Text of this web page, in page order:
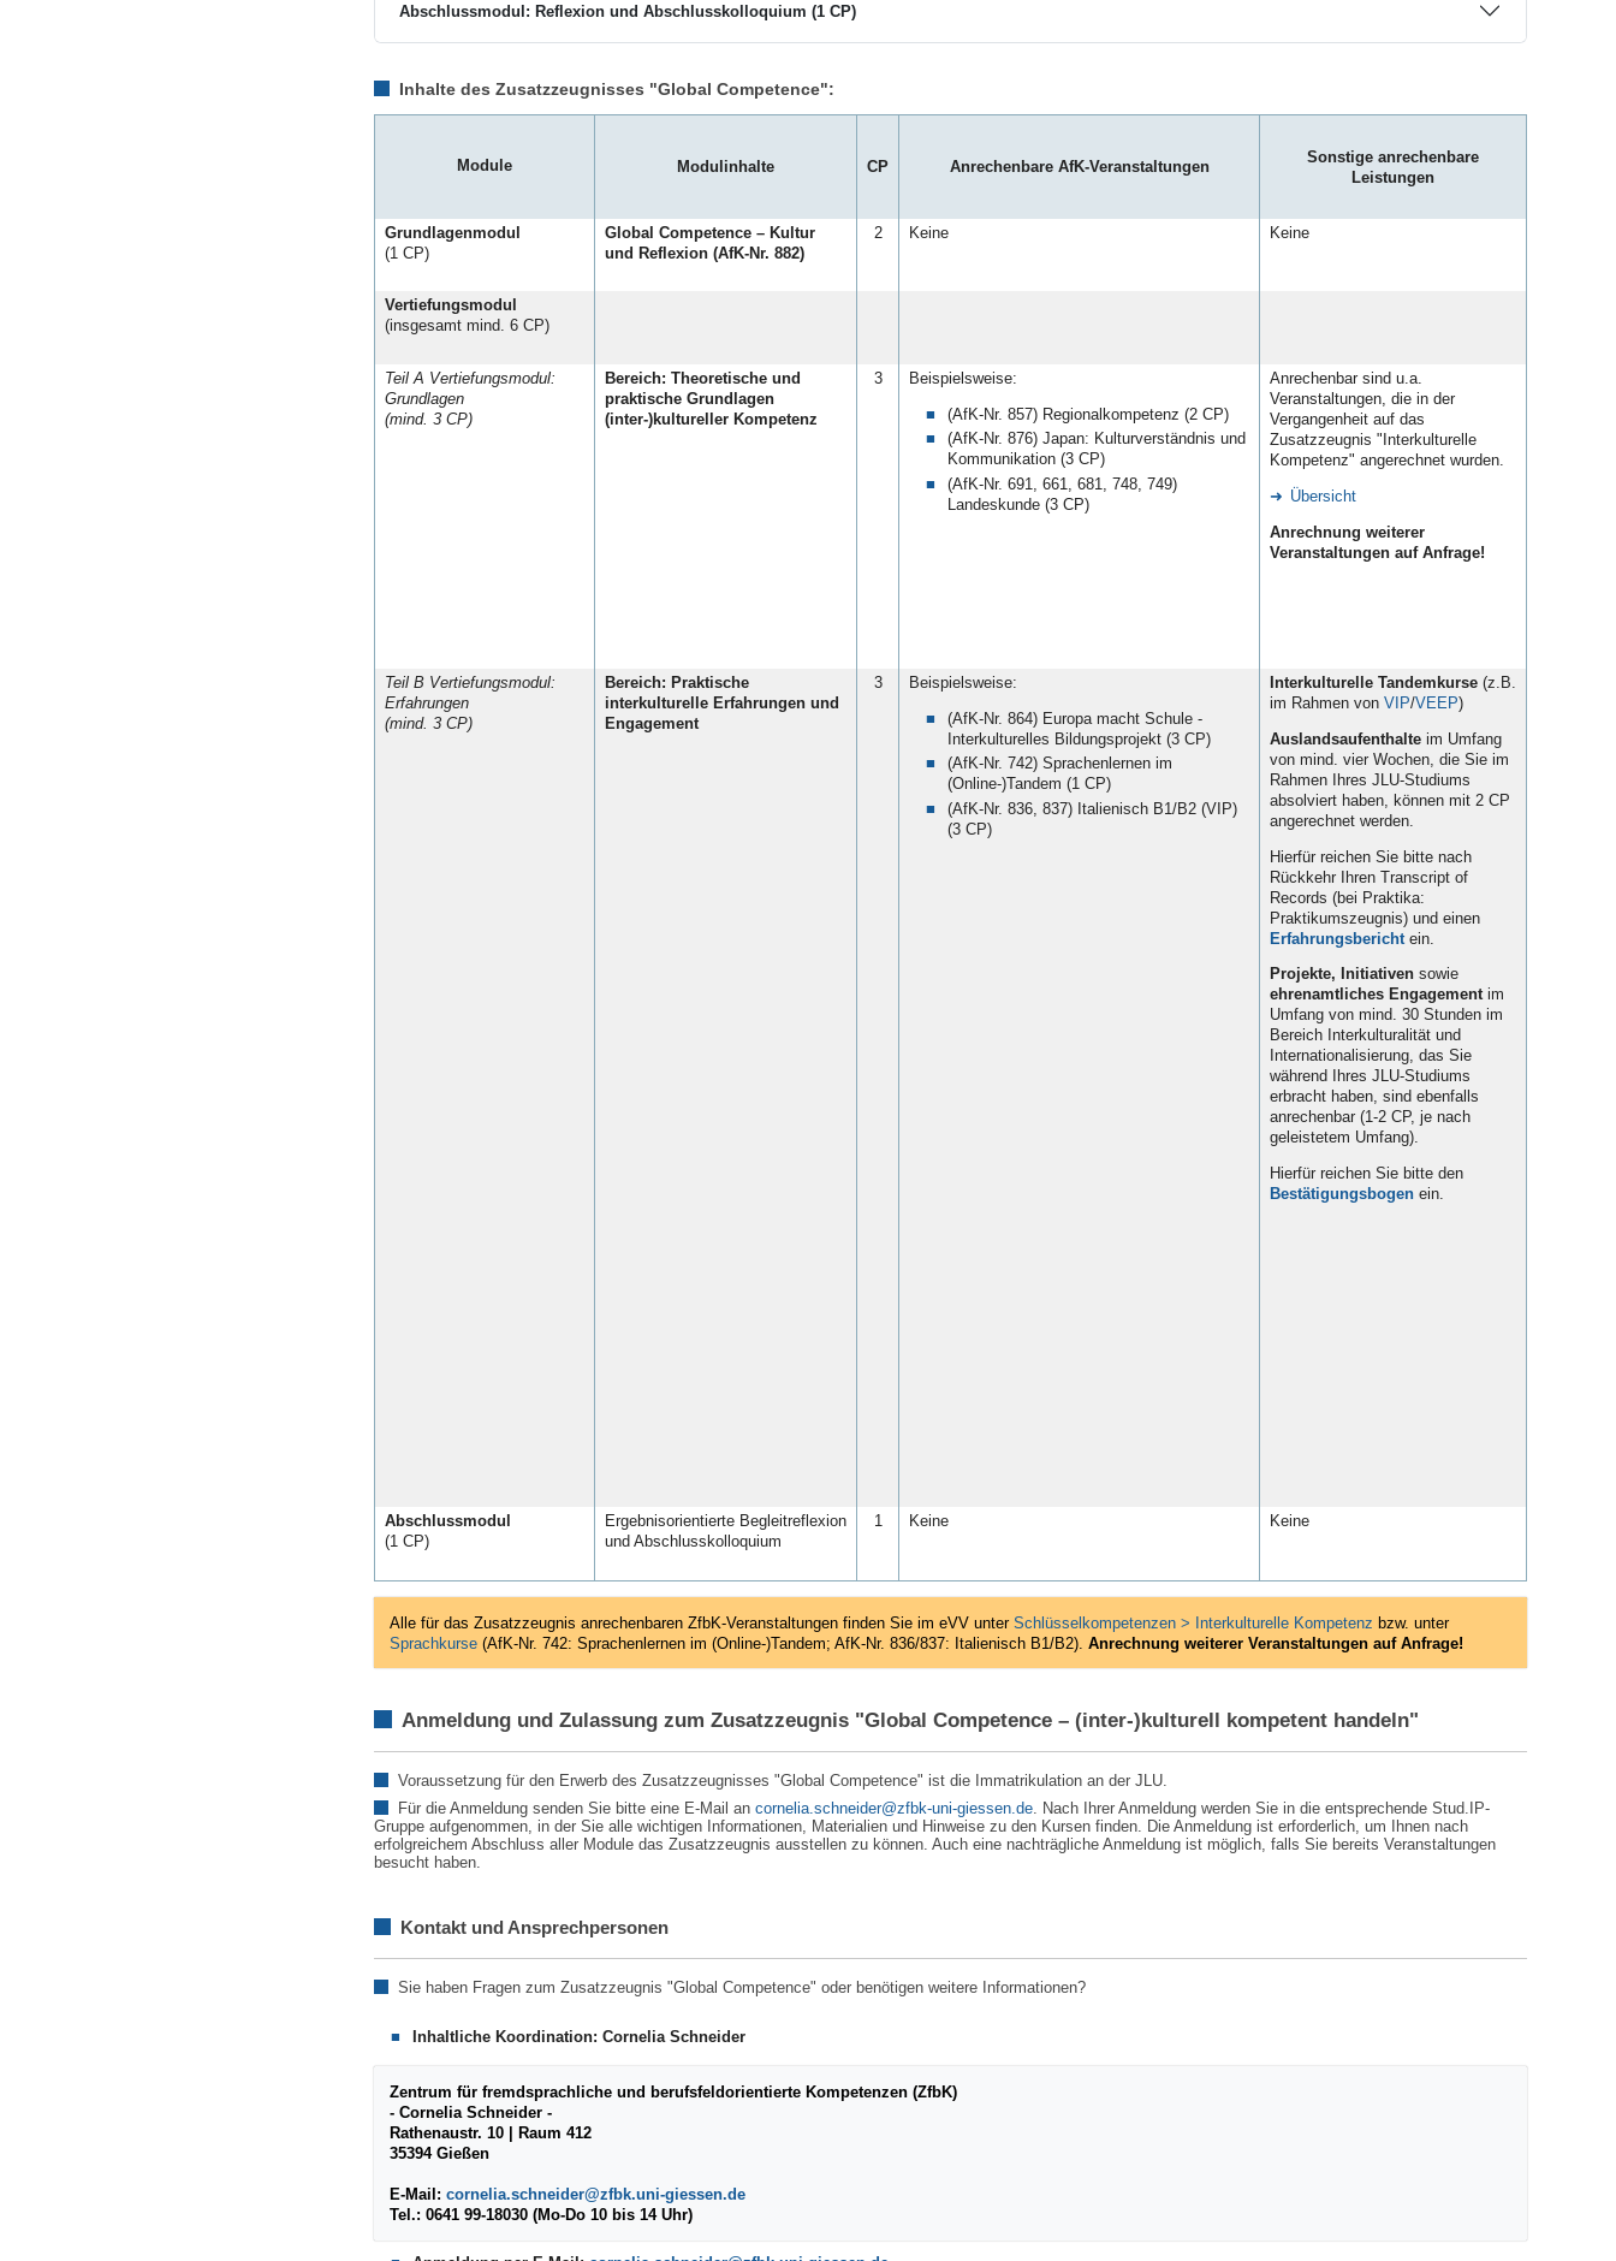
Abschlussmodul: Reflexion und Abschlusskolloquium (1 CP)
Inhalte des Zusatzzeugnisses "Global Competence":
Module Modulinhalte CP Anrechenbare AfK-Veranstaltungen
Sonstige anrechenbare
Leistungen
Grundlagenmodul
(1 CP)
Global Competence – Kultur
und Reflexion (AfK-Nr. 882)
2 Keine Keine
Vertiefungsmodul
(insgesamt mind. 6 CP)
Teil A Vertiefungsmodul:
Grundlagen
(mind. 3 CP)
Bereich: Theoretische und
praktische Grundlagen
(inter-)kultureller Kompetenz
3
Beispielsweise:
(AfK-Nr. 857) Regionalkompetenz (2 CP)
(AfK-Nr. 876) Japan: Kulturverständnis und
Kommunikation (3 CP)
(AfK-Nr. 691, 661, 681, 748, 749)
Landeskunde (3 CP)
Anrechenbar sind u.a.
Veranstaltungen, die in der
Vergangenheit auf das
Zusatzzeugnis "Interkulturelle
Kompetenz" angerechnet wurden.
Übersicht
Anrechnung weiterer
Veranstaltungen auf Anfrage!
Teil B Vertiefungsmodul:
Erfahrungen
(mind. 3 CP)
Bereich: Praktische
interkulturelle Erfahrungen und
Engagement
3
Beispielsweise:
(AfK-Nr. 864) Europa macht Schule -
Interkulturelles Bildungsprojekt (3 CP)
(AfK-Nr. 742) Sprachenlernen im
(Online-)Tandem (1 CP)
(AfK-Nr. 836, 837) Italienisch B1/B2 (VIP)
(3 CP)
Interkulturelle Tandemkurse(z.B.
im Rahmen von VIP/VEEP)
Auslandsaufenthalte im Umfang
von mind. vier Wochen, die Sie im
Rahmen Ihres JLU-Studiums
absolviert haben, können mit 2 CP
angerechnet werden.
Hierfür reichen Sie bitte nach
Rückkehr Ihren Transcript of
Records (bei Praktika:
Praktikumszeugnis) und einen
Erfahrungsberichtein.
Projekte, Initiativen sowie
ehrenamtliches Engagement im
Umfang von mind. 30 Stunden im
Bereich Interkulturalität und
Internationalisierung, das Sie
während Ihres JLU-Studiums
erbracht haben, sind ebenfalls
anrechenbar (1-2 CP, je nach
geleistetem Umfang).
Hierfür reichen Sie bitte den
Bestätigungsbogenein.
Abschlussmodul
(1 CP)
Ergebnisorientierte Begleitreflexion
und Abschlusskolloquium
1 Keine Keine
Alle für das Zusatzzeugnis anrechenbaren ZfbK-Veranstaltungen finden Sie im eVV unter Schlüsselkompetenzen > Interkulturelle Kompetenz bzw. unter
Sprachkurse (AfK-Nr. 742: Sprachenlernen im (Online-)Tandem; AfK-Nr. 836/837: Italienisch B1/B2). Anrechnung weiterer Veranstaltungen auf Anfrage!
Anmeldung und Zulassung zum Zusatzzeugnis "Global Competence – (inter-)kulturell kompetent handeln"
Voraussetzung für den Erwerb des Zusatzzeugnisses "Global Competence" ist die Immatrikulation an der JLU.
Für die Anmeldung senden Sie bitte eine E-Mail an cornelia.schneider
. Nach Ihrer Anmeldung werden Sie in die entsprechende Stud.IP-
Gruppe aufgenommen, in der Sie alle wichtigen Informationen, Materialien und Hinweise zu den Kursen finden. Die Anmeldung ist erforderlich, um Ihnen nach
erfolgreichem Abschluss aller Module das Zusatzzeugnis ausstellen zu können. Auch eine nachträgliche Anmeldung ist möglich, falls Sie bereits Veranstaltungen
besucht haben.
Kontakt und Ansprechpersonen
Sie haben Fragen zum Zusatzzeugnis "Global Competence" oder benötigen weitere Informationen?
Inhaltliche Koordination: Cornelia Schneider
Zentrum für fremdsprachliche und berufsfeldorientierte Kompetenzen (ZfbK)
- Cornelia Schneider -
Rathenaustr. 10 | Raum 412
35394 Gießen
E-Mail: cornelia.schneider@zfbk.uni-giessen.de
Tel.: 0641 99-18030 (Mo-Do 10 bis 14 Uhr)